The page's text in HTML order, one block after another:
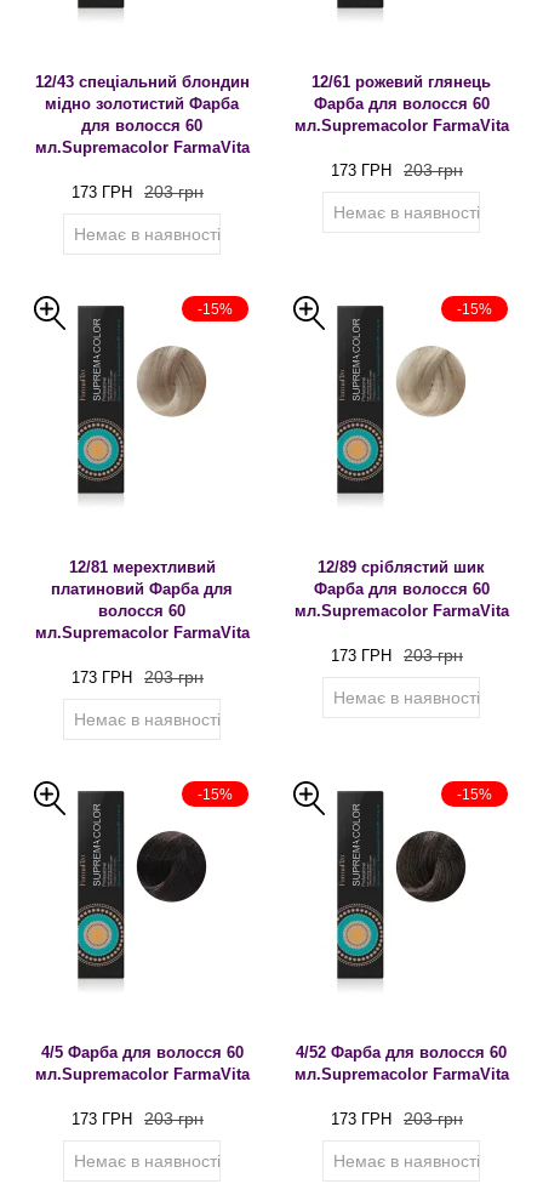
12/43 спеціальний блондин
мідно золотистий Фарба
для волосся 60
мл.Supremacolor FarmaVita
173 ГРН 203 грн
Немає в наявності
12/61 рожевий глянець
Фарба для волосся 60
мл.Supremacolor FarmaVita
173 ГРН 203 грн
Немає в наявності
-15%
12/81 мерехтливий
платиновий Фарба для
волосся 60
мл.Supremacolor FarmaVita
173 ГРН 203 грн
Немає в наявності
-15%
12/89 сріблястий шик
Фарба для волосся 60
мл.Supremacolor FarmaVita
173 ГРН 203 грн
Немає в наявності
-15%
4/5 Фарба для волосся 60
мл.Supremacolor FarmaVita
173 ГРН 203 грн
Немає в наявності
-15%
4/52 Фарба для волосся 60
мл.Supremacolor FarmaVita
173 ГРН 203 грн
Немає в наявності